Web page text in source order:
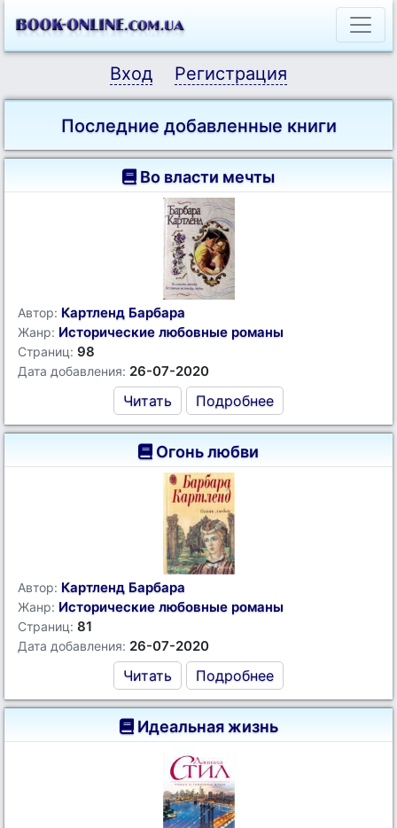
Вход Регистрация
Последние добавленные книги
Во власти мечты
Автор: Картленд Барбара
Жанр: Исторические любовные романы
Страниц: 98
Дата добавления: 26-07-2020
Читать Подробнее
Огонь любви
Автор: Картленд Барбара
Жанр: Исторические любовные романы
Страниц: 81
Дата добавления: 26-07-2020
Читать Подробнее
Идеальная жизнь